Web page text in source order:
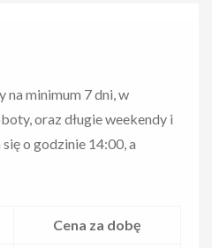
na minimum 7 dni, w
oraz długie weekendy i
o godzinie 14:00, a
Cena za dobę